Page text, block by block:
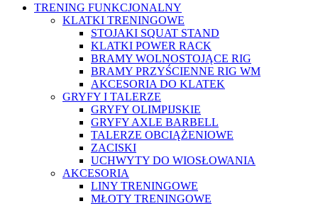
TRENING FUNKCJONALNY
KLATKI TRENINGOWE
STOJAKI SQUAT STAND
KLATKI POWER RACK
BRAMY WOLNOSTOJĄCE RIG
BRAMY PRZYŚCIENNE RIG WM
AKCESORIA DO KLATEK
GRYFY I TALERZE
GRYFY OLIMPIJSKIE
GRYFY AXLE BARBELL
TALERZE OBCIĄŻENIOWE
ZACISKI
UCHWYTY DO WIOSŁOWANIA
AKCESORIA
LINY TRENINGOWE
MŁOTY TRENINGOWE